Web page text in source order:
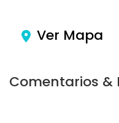
Ver Mapa
Comentarios &